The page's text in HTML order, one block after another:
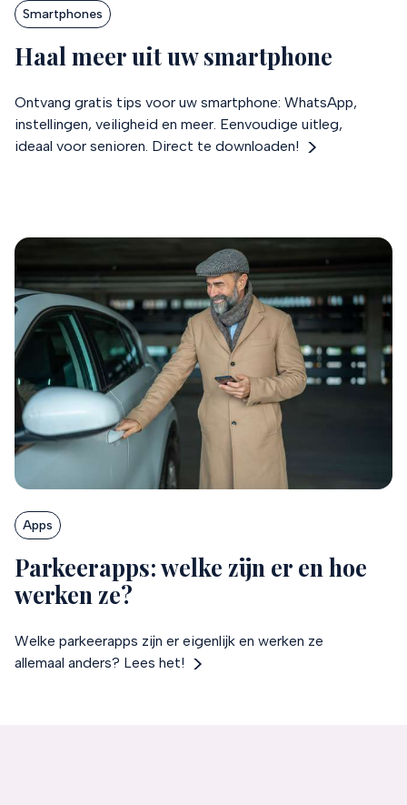
Smartphones
Haal meer uit uw smartphone
Ontvang gratis tips voor uw smartphone: WhatsApp,
instellingen, veiligheid en meer. Eenvoudige uitleg,
ideaal voor senioren. Direct te downloaden!
Apps
Parkeerapps: welke zijn er en hoe
werken ze?
Welke parkeerapps zijn er eigenlijk en werken ze
allemaal anders? Lees het!